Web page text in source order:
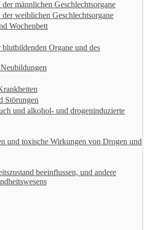
männlichen Geschlechtsorgane
weiblichen Geschlechtsorgane
Wochenbett
Organe und des
Störungen
und alkohol- und drogeninduzierte
und toxische Wirkungen von Drogen und
beeinflussen, und andere